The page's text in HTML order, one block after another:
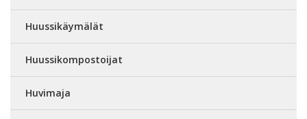
Huussikäymälät
Huussikompostoijat
Huvimaja